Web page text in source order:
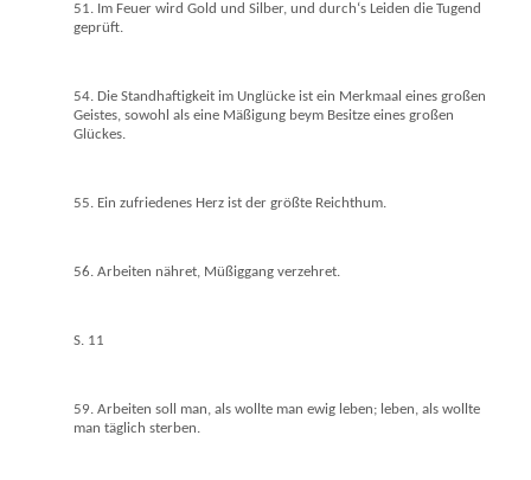
51. Im Feuer wird Gold und Silber, und durch‘s Leiden die Tugend
geprüft.
54. Die Standhaftigkeit im Unglücke ist ein Merkmaal eines großen
Geistes, sowohl als eine Mäßigung beym Besitze eines großen
Glückes.
55. Ein zufriedenes Herz ist der größte Reichthum.
56. Arbeiten nähret, Müßiggang verzehret.
S. 11
59. Arbeiten soll man, als wollte man ewig leben; leben, als wollte
man täglich sterben.